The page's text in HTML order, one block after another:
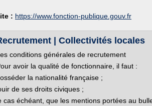
: https://www.fonction-publique.gouv.fr
| Collectivités locales
conditions générales de recrutement
avoir la qualité de fonctionnaire, il faut :
la nationalité française ;
de ses droits civiques ;
cas échéant, que les mentions portées au